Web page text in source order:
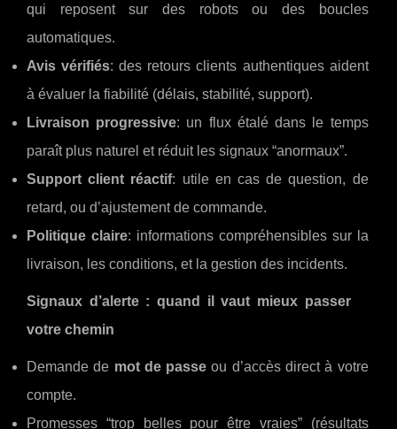
qui reposent sur des robots ou des boucles
automatiques.
Avis vérifiés: des retours clients authentiques aident
à évaluer la fiabilité (délais, stabilité, support).
Livraison progressive: un flux étalé dans le temps
paraît plus naturel et réduit les signaux “anormaux”.
Support client réactif: utile en cas de question, de
retard, ou d’ajustement de commande.
Politique claire: informations compréhensibles sur la
livraison, les conditions, et la gestion des incidents.
Signaux d’alerte : quand il vaut mieux passer
votre chemin
Demande de mot de passe ou d’accès direct à votre
compte.
Promesses “trop belles pour être vraies” (résultats